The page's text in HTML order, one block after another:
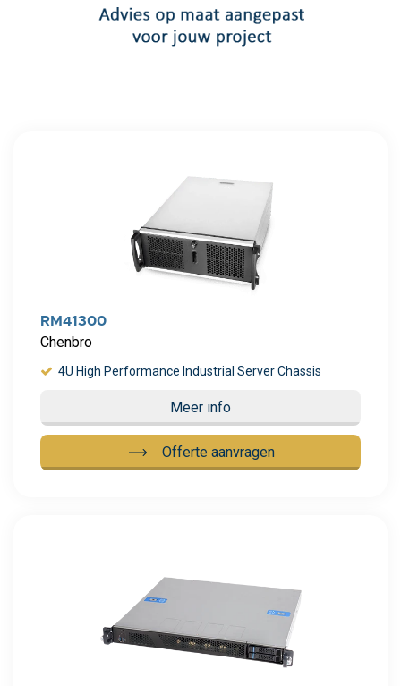
RM41300
Chenbro
4U High Performance Industrial Server Chassis
Meer info
Offerte aanvragen